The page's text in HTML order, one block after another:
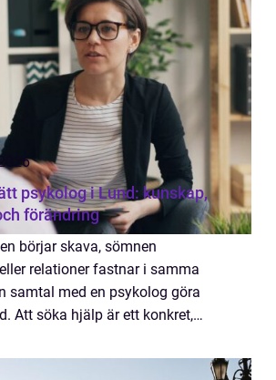
psykolog i Lund: kunskap,
förändring
börjar skava, sömnen
relationer fastnar i samma
samtal med en psykolog göra
Att söka hjälp är ett konkret,